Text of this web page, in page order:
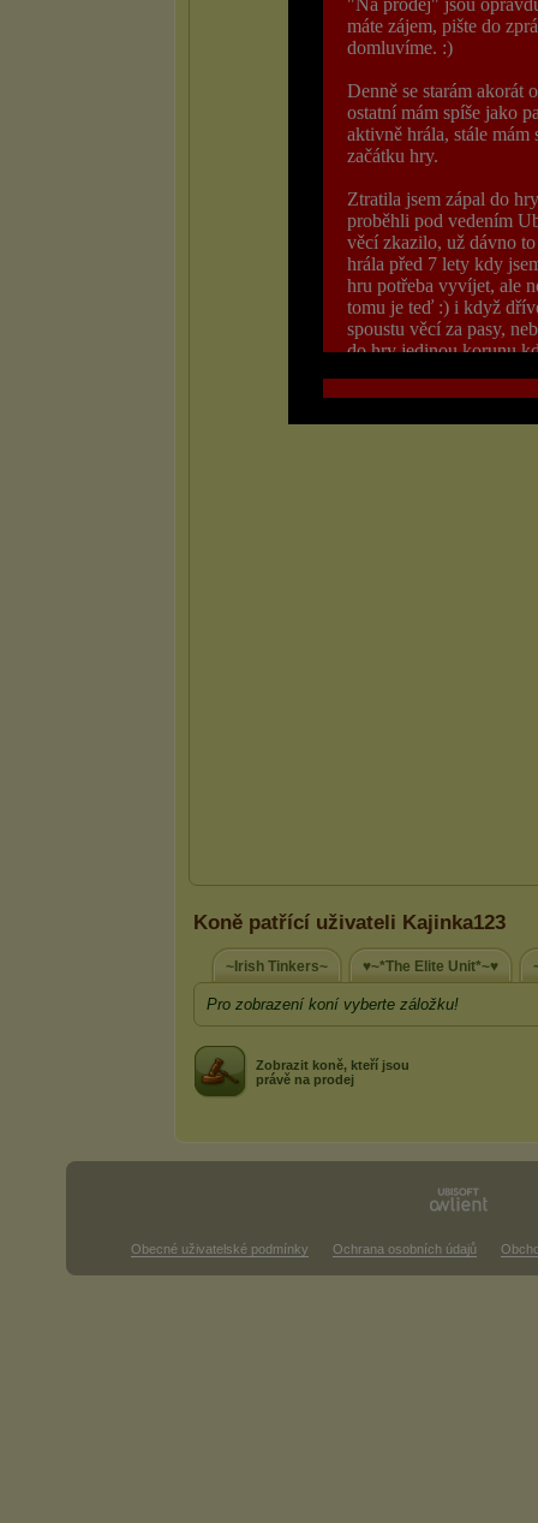
Koně patřící uživateli Kajinka123
~Irish Tinkers~ ♥~*The Elite Unit*~♥
Pro zobrazení koní vyberte záložku!
Zobrazit koně, kteří jsou
právě na prodej
Obecné uživatelské podmínky Ochrana osobních údajů